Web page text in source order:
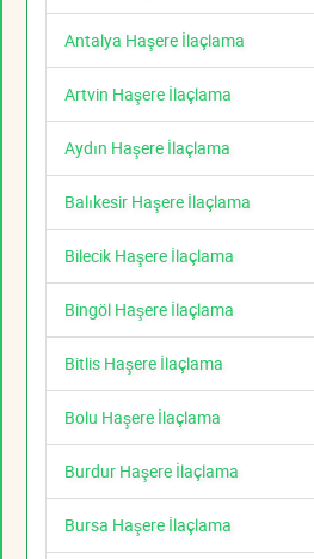
Antalya Haşere İlaçlama
Artvin Haşere İlaçlama
Aydın Haşere İlaçlama
Balıkesir Haşere İlaçlama
Bilecik Haşere İlaçlama
Bingöl Haşere İlaçlama
Bitlis Haşere İlaçlama
Bolu Haşere İlaçlama
Burdur Haşere İlaçlama
Bursa Haşere İlaçlama